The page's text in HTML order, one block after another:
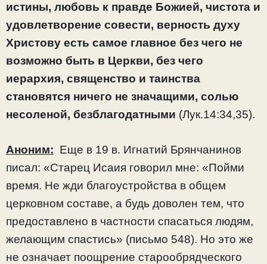
истины, любовь к правде Божией, чистота и
удовлетворение совести, верность духу
Христову есть самое главное без чего не
возможно быть в Церкви, без чего
иерархия, священство и таинства
становятся ничего не значащими, солью
несоленой, безблагодатными (Лук.14:34,35).
Аноним: Еще в 19 в. Игнатий Брянчанинов
писал: «Старец Исаия говорил мне: «Пойми
время. Не жди благоустройства в общем
церковном составе, а будь доволен тем, что
предоставлено в частности спасаться людям,
желающим спастись» (письмо 548). Но это же
не означает поощрение старообрядческого